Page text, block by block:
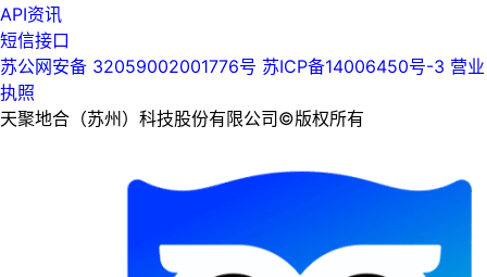
API资讯
短信接口
苏公网安备 32059002001776号 苏ICP备14006450号-3 营业
执照
天聚地合（苏州）科技股份有限公司©版权所有